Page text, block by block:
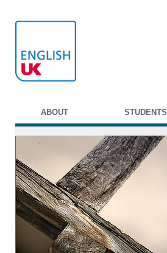
ABOUT STUDENTS